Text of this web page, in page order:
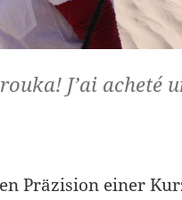
J’ai
Präzision einer